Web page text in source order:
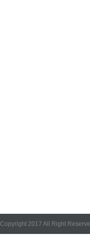
Copyright 2017 All Right